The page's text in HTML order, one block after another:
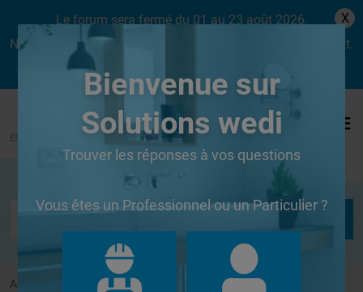
Le forum sera fermé du 01 au 23 août 2026.
Nous aurons le plaisir de vous retrouver dès le lundi 24 août.
X
Se connecter
Accueil Forums
Douches à l'Italienne
Bienvenue sur
Solutions wedi
Trouver les réponses à vos questions
Vous êtes un Professionnel ou un Particulier ?